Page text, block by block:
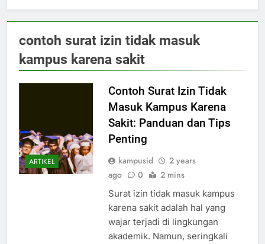
contoh surat izin tidak masuk
kampus karena sakit
ARTIKEL
Contoh Surat Izin Tidak
Masuk Kampus Karena
Sakit: Panduan dan Tips
Penting
kampusid
2 years
ago
0 2 mins
Surat izin tidak masuk kampus
karena sakit adalah hal yang
wajar terjadi di lingkungan
akademik. Namun, seringkali